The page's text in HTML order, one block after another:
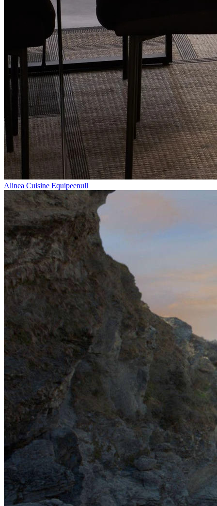
Alinea Cuisine Equipeenull